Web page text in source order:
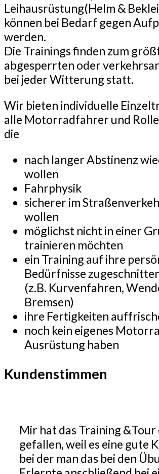
Leihausrüstung(Helm &
können bei Bedarf gegen
werden.
Die Trainings finden zum
abgesperrten oder
bei jeder Witterung statt.
Wir bieten individuelle
alle Motorradfahrer und
die
nach langer Abstinenz
wollen
Fahrphysik
sicherer im
wollen
möglichst nicht in einer
trainieren möchten
ein Training auf ihre
Bedürfnisse
(z.B. Kurvenfahren,
Bremsen)
ihre Fertigkeiten
noch kein eigenes
Ausrüstung haben
Kundenstimmen
Mir hat das Training
gefallen, weil es eine gute
bei der man das bei den